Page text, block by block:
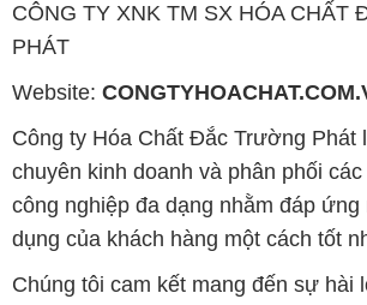
CÔNG TY XNK TM SX HÓA CHẤT
PHÁT
Website:
Công ty Hóa Chất Đắc Trường Phát
chuyên kinh doanh và phân phối
công nghiệp đa dạng nhằm đáp
dụng của khách hàng một cách tốt
Chúng tôi cam kết mang đến sự hài